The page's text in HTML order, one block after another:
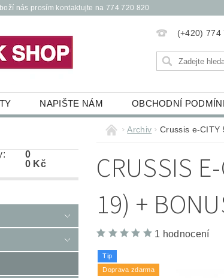
nás prosím kontaktujte na 774 720 820
(+420) 774
NAPIŠTE NÁM OBCHODNÍ
PRO ELEKTROKOLA A KOLOBĚŽKY
* OCHRANNÉ POMŮCKY
0
0 Kč
Archiv Crussis e-CITY
CRUSSIS
19) +
1 hodnocení
Tip
Doprava zdarma